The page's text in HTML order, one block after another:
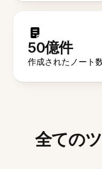
50億件
作成されたノート
全ての